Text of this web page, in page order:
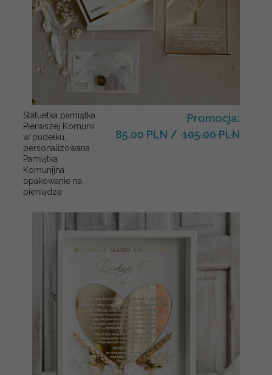
Statuetka pamiątka
Pierwszej Komunii
w pudełku,
personalizowana
Pamiątka
Komunijna
opakowanie na
pieniądze
Promocja:
85.00 PLN / 105.00 PLN